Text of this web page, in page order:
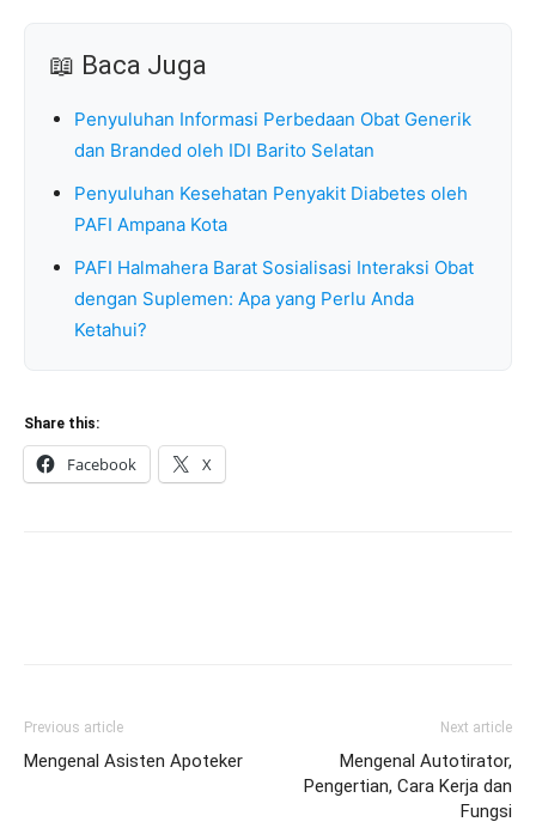
📖 Baca Juga
Penyuluhan Informasi Perbedaan Obat Generik
dan Branded oleh IDI Barito Selatan
Penyuluhan Kesehatan Penyakit Diabetes oleh
PAFI Ampana Kota
PAFI Halmahera Barat Sosialisasi Interaksi Obat
dengan Suplemen: Apa yang Perlu Anda
Ketahui?
Share this:
Facebook X
Previous article
Mengenal Asisten Apoteker
Next article
Mengenal Autotirator,
Pengertian, Cara Kerja dan
Fungsi